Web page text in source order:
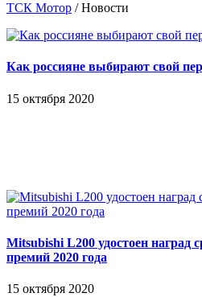
ТСК Мотор /Новости
Как россияне выбирают свой
15 октября 2020
Mitsubishi L200 удостоен наград
премий 2020 года
15 октября 2020